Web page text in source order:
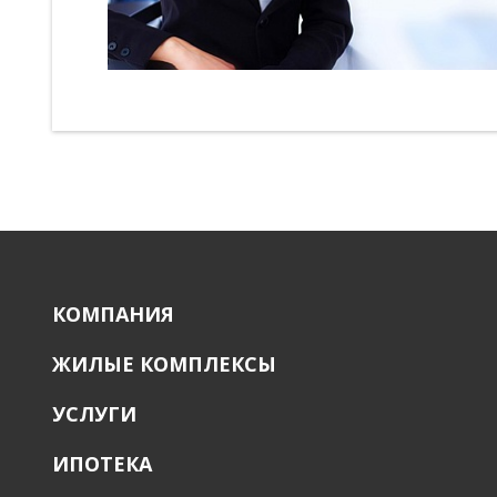
КОМПАНИЯ
ЖИЛЫЕ КОМПЛЕКСЫ
УСЛУГИ
ИПОТЕКА